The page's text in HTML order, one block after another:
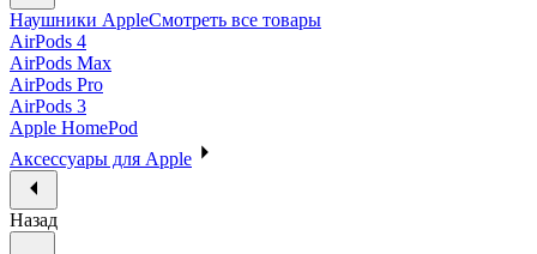
Наушники AppleСмотреть все товары
AirPods 4
AirPods Max
AirPods Pro
AirPods 3
Apple HomePod
Аксессуары для Apple
Назад